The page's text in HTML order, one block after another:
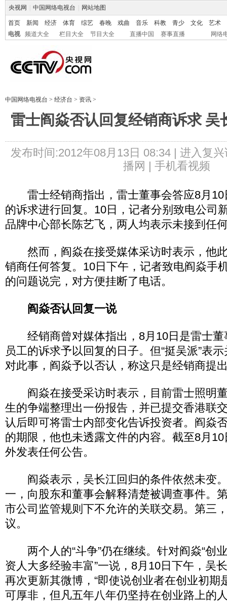
央视网 中国网络电视台 网站地图
首页 新闻 经济 体育 综艺 春晚 戏曲 音乐 科教 青少 文化
艺术
电视
频道大全 栏目大全 节目大全 直播中国 赛事直播 网络
中国网络电视台 > 经济台 > 资讯 >
雷士阎焱否认回复经销商诉求 吴
发布时间:2012年08月13日 08:34 | 进入复兴
播网 | 手机看视频
雷士经销商指出，雷士董事会答应8月10
的诉求进行回复。10日，记者分别致电公司
品牌中心部长陈艺飞，两人均表示未接到任
然而，阎焱在接受媒体采访时表示，他
销商任何答复。10日下午，记者致电阎焱手
的问题说完，对方便挂断了电话。
阎焱否认回复一说
经销商曾对媒体指出，8月10日是雷士董
员工的诉求予以回复的日子。但“挺吴派”表
对此事，阎焱予以否认，称这只是经销商提
阎焱在接受采访时表示，目前雷士照明
生的争端整理出一份报告，并已提交香港联
认后即可将雷士内部变化告诉投资者。阎焱
的期限，他也未透露文件的内容。截至8月
外发表任何公告。
阎焱表示，吴长江回归的条件依然未变
一，向股东和董事会解释清楚被调查事件。
市公司监管规则下不允许的关联交易。第三
议。
两个人的“斗争”仍在继续。针对阎焱“创
资人大多经验丰富”一说，8月10日下午，吴
再次更新其微博，“即使说创业者在创业初期
可厚非，但凡五年八年仍坚持在创业路上的